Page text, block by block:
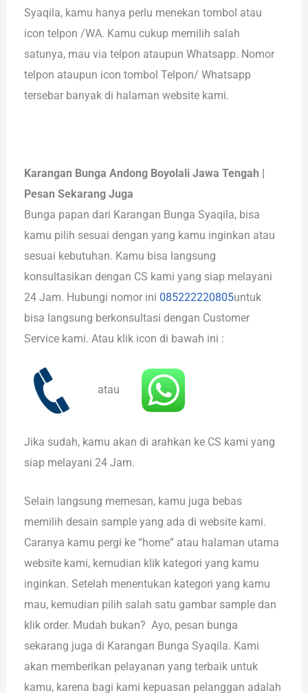
Syaqila, kamu hanya perlu menekan tombol atau
icon telpon /WA. Kamu cukup memilih salah
satunya, mau via telpon ataupun Whatsapp. Nomor
telpon ataupun icon tombol Telpon/ Whatsapp
tersebar banyak di halaman website kami.
Karangan Bunga Andong Boyolali Jawa Tengah |
Pesan Sekarang Juga
Bunga papan dari Karangan Bunga Syaqila, bisa
kamu pilih sesuai dengan yang kamu inginkan atau
sesuai kebutuhan. Kamu bisa langsung
konsultasikan dengan CS kami yang siap melayani
24 Jam. Hubungi nomor ini 085222220805untuk
bisa langsung berkonsultasi dengan Customer
Service kami. Atau klik icon di bawah ini :
atau
Jika sudah, kamu akan di arahkan ke CS kami yang
siap melayani 24 Jam.
Selain langsung memesan, kamu juga bebas
memilih desain sample yang ada di website kami.
Caranya kamu pergi ke “home” atau halaman utama
website kami, kemudian klik kategori yang kamu
inginkan. Setelah menentukan kategori yang kamu
mau, kemudian pilih salah satu gambar sample dan
klik order. Mudah bukan? Ayo, pesan bunga
sekarang juga di Karangan Bunga Syaqila. Kami
akan memberikan pelayanan yang terbaik untuk
kamu, karena bagi kami kepuasan pelanggan adalah